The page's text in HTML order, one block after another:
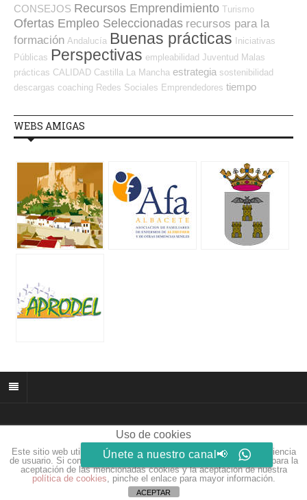
CONSEJOS Recursos Emprendimiento Turismo
Ofertas Empleo Seleccionadas recursos para la
formación Andalucía Buenas prácticas Iniciativas
Públicas Perspectivas empleabilidad Juventud Malas
prácticas CALIDAD Castilla La Mancha estrategia sostenibilidad
descargas coaching Redes Sociales Emprendedores tiempo
WEBS AMIGAS
© 2026 muñozparreño.es | Creative commons.
Web byEidosdesarrolloweb.com
Uso de cookies
Este sitio web utiliza cookies para que usted tenga la mejor experiencia
de usuario. Si continúa navegando está dando su consentimiento para la
aceptación de las mencionadas cookies y la aceptación de nuestra
política de cookies, pinche el enlace para mayor información.
ACEPTAR
Únete a nuestro canal📢